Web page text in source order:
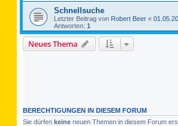
Schnellsuche
Letzter Beitrag von Robert Beer «
Antworten: 1
Neues Thema
BERECHTIGUNGEN IN DIESEM FORUM
Sie dürfen keine neuen Themen in diesem Forum